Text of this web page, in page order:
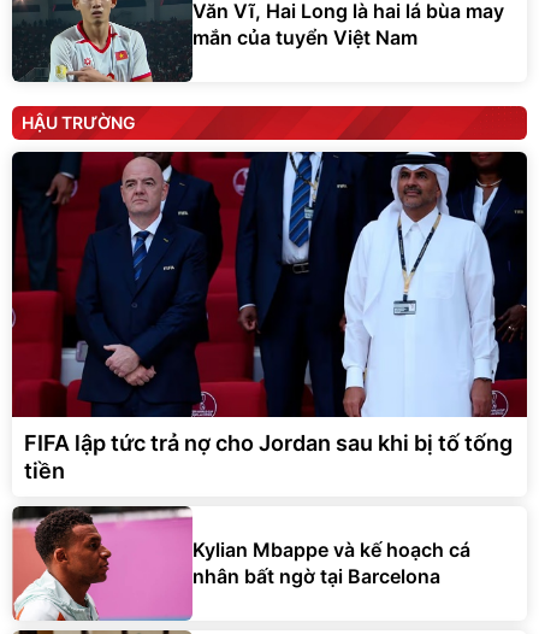
Văn Vĩ, Hai Long là hai lá bùa may
mắn của tuyển Việt Nam
HẬU TRƯỜNG
FIFA lập tức trả nợ cho Jordan sau khi bị tố tống
tiền
Kylian Mbappe và kế hoạch cá
nhân bất ngờ tại Barcelona